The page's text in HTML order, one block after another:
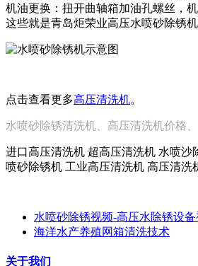
机油更换：扭开曲轴箱加油孔螺丝，
这些就是青岛炬荣业高压水喷砂除锈
点击查看更多高压清洗机。
水喷砂除锈清洗机、高压清洗机价格
进口高压清洗机 超高压清洗机 水喷
喷砂除锈机 工业高压清洗机 高压清洗
水喷砂除锈视频-高压水除锈设备
海洋水产养殖网箱清洗技术
关于我们